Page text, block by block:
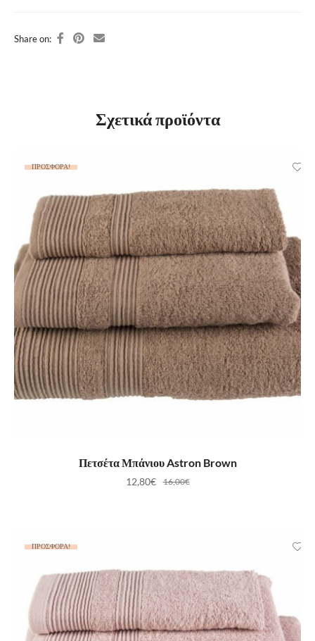
Share on:
Σχετικά προϊόντα
ΠΡΟΣΦΟΡΆ!
ΠΡΟΣΘΉΚΗ ΣΤΟ ΚΑΛΆΘΙ
Πετσέτα Μπάνιου Astron Brown
16,00€
12,80€
ΠΡΟΣΦΟΡΆ!